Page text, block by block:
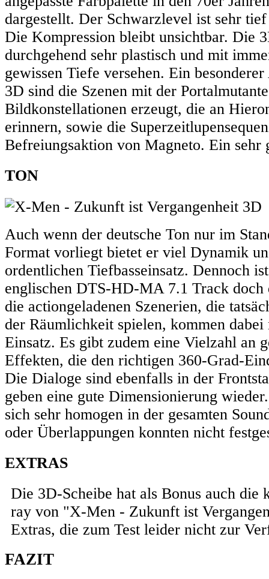
dargestellt. Der Schwarzlevel ist sehr
Die Kompression bleibt unsichtbar. Die
durchgehend sehr plastisch und mit
gewissen Tiefe versehen. Ein
3D sind die Szenen mit der
Bildkonstellationen erzeugt, die an
erinnern, sowie die
Befreiungsaktion von Magneto. Ein sehr
TON
Auch wenn der deutsche Ton nur im
Format vorliegt bietet er viel Dynamik
ordentlichen Tiefbasseinsatz. Dennoch
englischen DTS-HD-MA 7.1 Track doch
die actiongeladenen Szenerien, die
der Räumlichkeit spielen, kommen dabei
Einsatz. Es gibt zudem eine Vielzahl an
Effekten, die den richtigen 360-Grad-
Die Dialoge sind ebenfalls in der
geben eine gute Dimensionierung
sich sehr homogen in der gesamten
oder Überlappungen konnten nicht
EXTRAS
Die 3D-Scheibe hat als Bonus auch die
ray von "X-Men - Zukunft ist
Extras, die zum Test leider nicht zur
FAZIT